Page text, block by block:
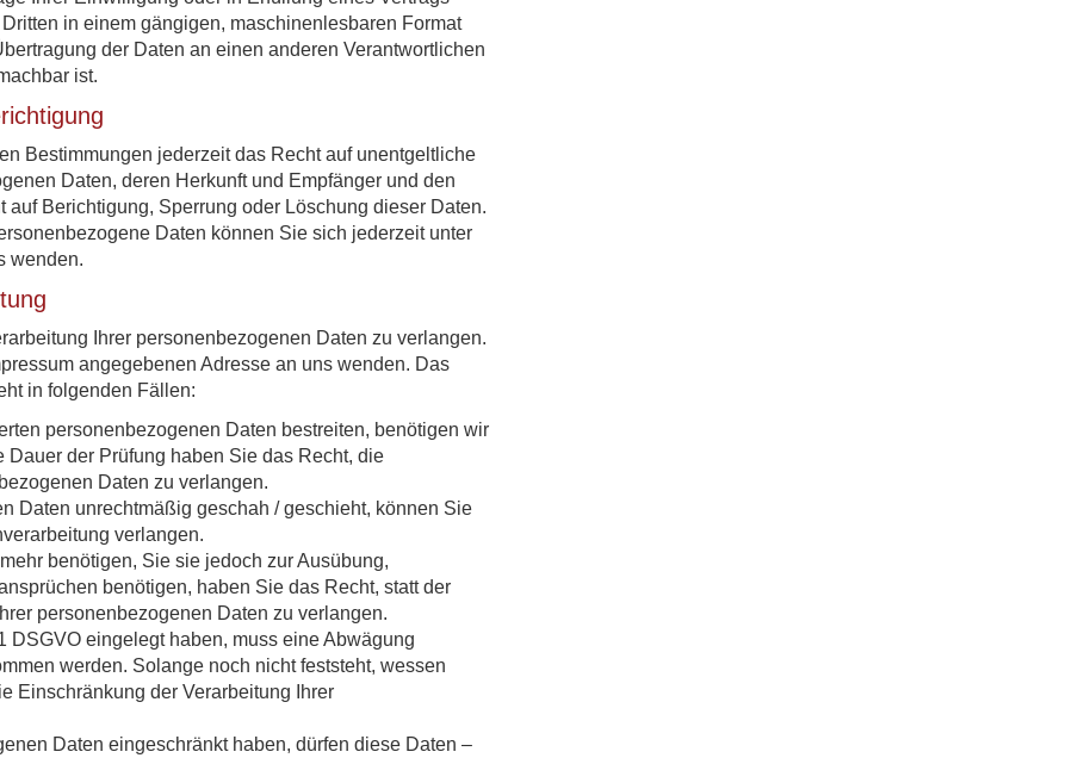
in einem gängigen, maschinenlesbaren Format
der Daten an einen anderen Verantwortlichen
ist.
Bestimmungen jederzeit das Recht auf unentgeltliche
Daten, deren Herkunft und Empfänger und den
Berichtigung, Sperrung oder Löschung dieser Daten.
Daten können Sie sich jederzeit unter
wenden.
Ihrer personenbezogenen Daten zu verlangen.
angegebenen Adresse an uns wenden. Das
in folgenden Fällen:
personenbezogenen Daten bestreiten, benötigen wir
der Prüfung haben Sie das Recht, die
Daten zu verlangen.
Daten unrechtmäßig geschah / geschieht, können Sie
verlangen.
benötigen, Sie sie jedoch zur Ausübung,
benötigen, haben Sie das Recht, statt der
personenbezogenen Daten zu verlangen.
DSGVO eingelegt haben, muss eine Abwägung
werden. Solange noch nicht feststeht, wessen
Einschränkung der Verarbeitung Ihrer
Daten eingeschränkt haben, dürfen diese Daten –